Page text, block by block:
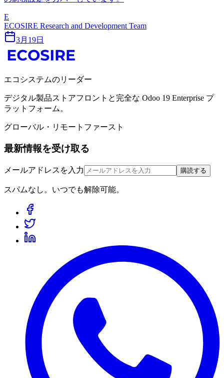
E
ECOSIRE Research and Development Team
3月19日
エコシステムのリーダー
デジタル製品ストアフロントと完全な Odoo 19 Enterprise プ
ラットフォーム。
グローバル・リモートファースト
最新情報を受け取る
メールアドレスを入力 購読する
スパムなし。いつでも解除可能。